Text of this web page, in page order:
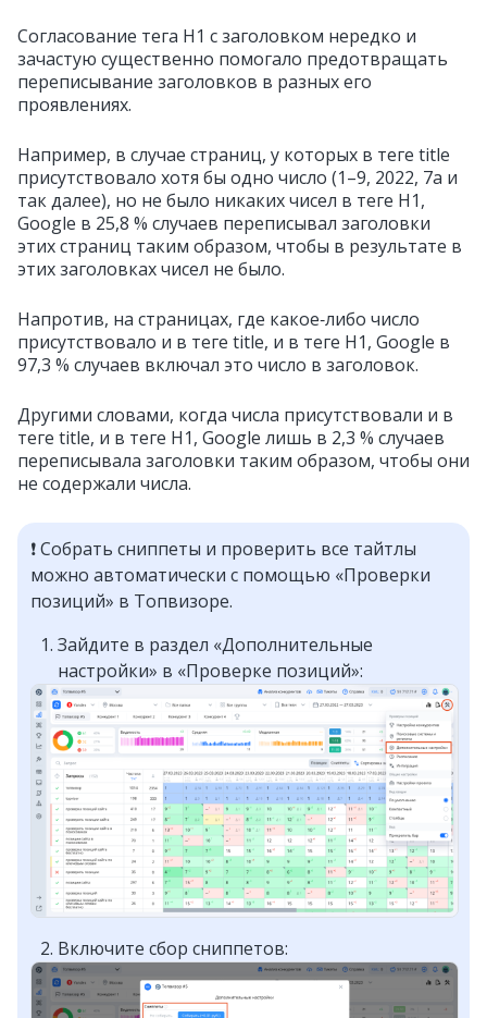
Согласование тега H1 с заголовком нередко и
зачастую существенно помогало предотвращать
переписывание заголовков в разных его
проявлениях.
Например, в случае страниц, у которых в теге title
присутствовало хотя бы одно число (1–9, 2022, 7a и
так далее), но не было никаких чисел в теге H1,
Google в 25,8 % случаев переписывал заголовки
этих страниц таким образом, чтобы в результате в
этих заголовках чисел не было.
Напротив, на страницах, где какое‑либо число
присутствовало и в теге title, и в теге H1, Google в
97,3 % случаев включал это число в заголовок.
Другими словами, когда числа присутствовали и в
теге title, и в теге H1, Google лишь в 2,3 % случаев
переписывала заголовки таким образом, чтобы они
не содержали числа.
❗️ Собрать сниппеты и проверить все тайтлы
можно автоматически с помощью «Проверки
позиций» в Топвизоре.
Зайдите в раздел «Дополнительные
настройки» в «Проверке позиций»:
Включите сбор сниппетов: